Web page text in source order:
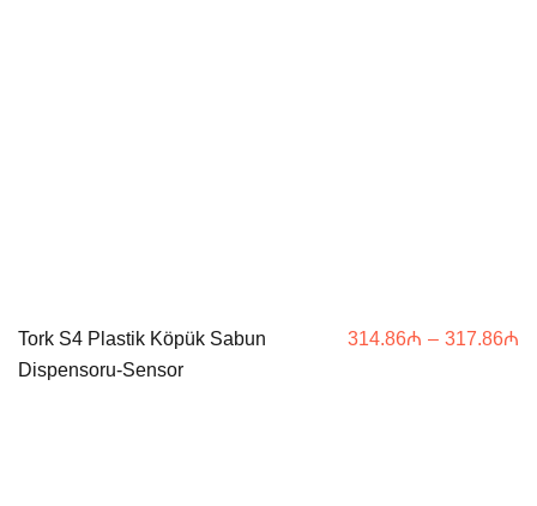
Tork S4 Plastik Köpük Sabun
Dispensoru-Sensor
314.86₼ – 317.86₼